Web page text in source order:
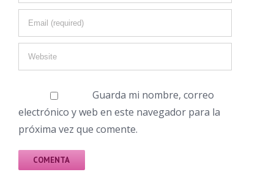
Guarda mi nombre, correo
electrónico y web en este navegador para la
próxima vez que comente.